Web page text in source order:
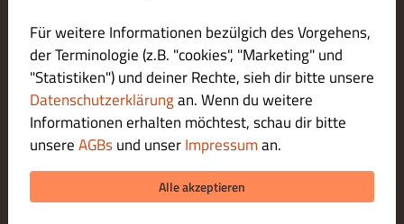
Cookie-Einstellungen ändern
Kontaktiere uns
Datenschutzerklärung
Allgemeine Geschäftsbedingungen
Impressum
LIEFERUNG ZAHLUNGSARTEN
ZAHLUNGSARTEN BEI ABHOLUNG
Für weitere Informationen bezülgich des Vorgehens,
der Terminologie (z.B. "cookies", "Marketing" und
"Statistiken") und deiner Rechte, sieh dir bitte unsere
Datenschutzerklärungan. Wenn du weitere
Informationen erhalten möchtest, schau dir bitte
unsereAGBsund unserImpressuman.
Alle akzeptieren